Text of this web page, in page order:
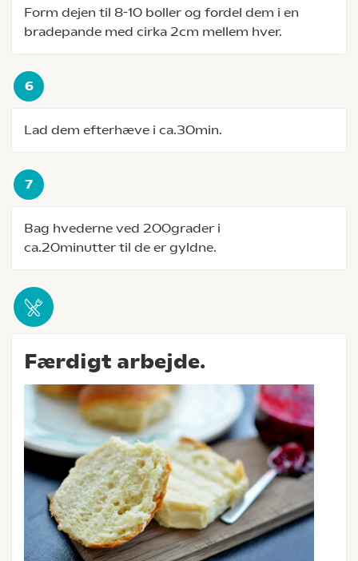
Form dejen til 8-10 boller og fordel dem i en
bradepande med cirka 2cm mellem hver.
Lad dem efterhæve i ca.30min.
Bag hvederne ved 200grader i
ca.20minutter til de er gyldne.
Færdigt arbejde.